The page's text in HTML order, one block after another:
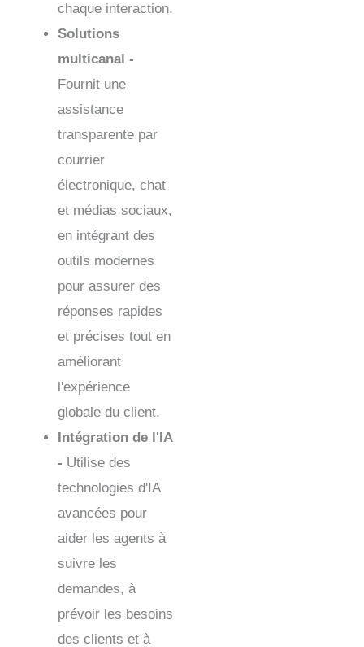
chaque interaction.
Solutions
multicanal -
Fournit une
assistance
transparente par
courrier
électronique, chat
et médias sociaux,
en intégrant des
outils modernes
pour assurer des
réponses rapides
et précises tout en
améliorant
l'expérience
globale du client.
Intégration de l'IA
- Utilise des
technologies d'IA
avancées pour
aider les agents à
suivre les
demandes, à
prévoir les besoins
des clients et à